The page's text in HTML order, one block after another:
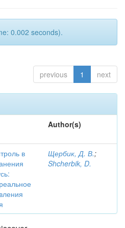
0.002 seconds).
previous 1 next
Author(s)
в
Щербик, Д. В.;
Shcherbik, D.